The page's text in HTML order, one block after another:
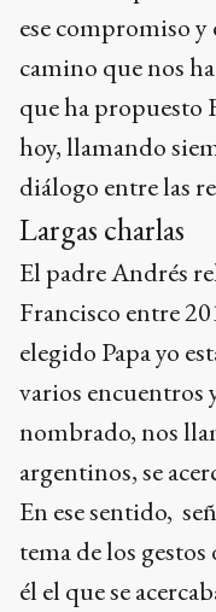
ese compromiso y
camino que nos
que ha propuesto
hoy, llamando
diálogo entre las
Largas charlas
El padre Andrés
Francisco entre
elegido Papa yo
varios encuentros
nombrado, nos
argentinos, se
En ese sentido,
tema de los
él el que se